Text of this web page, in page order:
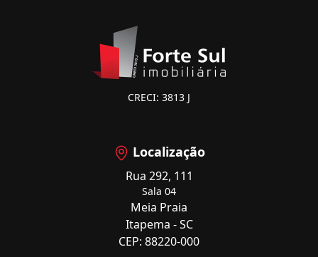
CRECI: 3813 J
Localização
Rua 292, 111
Sala 04
Meia Praia
Itapema - SC
CEP: 88220-000